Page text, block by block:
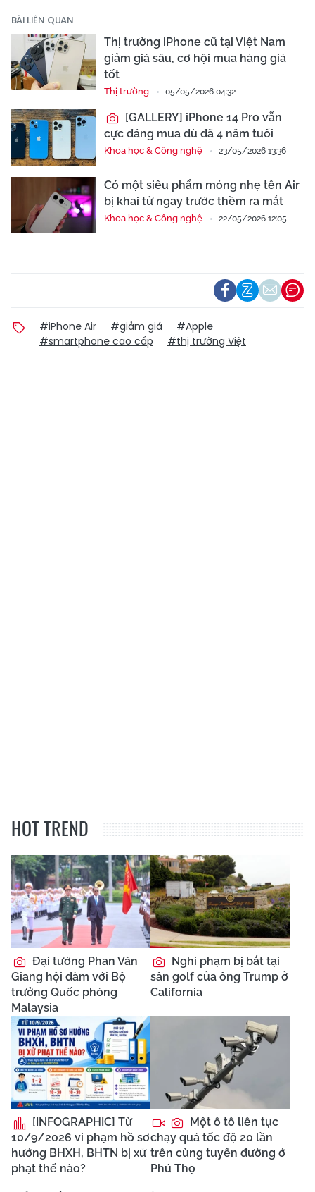
BÀI LIÊN QUAN
Thị trường iPhone cũ tại Việt Nam
giảm giá sâu, cơ hội mua hàng giá
tốt
Thị trường 05/05/2026 04:32
[GALLERY] iPhone 14 Pro vẫn
cực đáng mua dù đã 4 năm tuổi
Khoa học & Công nghệ 23/05/2026 13:36
Có một siêu phẩm mỏng nhẹ tên Air
bị khai tử ngay trước thềm ra mắt
Khoa học & Công nghệ 22/05/2026 12:05
#iPhone Air #giảm giá
#Apple
#smartphone cao cấp
#thị trường Việt
HOT TREND
Đại tướng Phan Văn
Giang hội đàm với Bộ
trưởng Quốc phòng
Malaysia
Nghi phạm bị bắt tại
sân golf của ông Trump ở
California
[INFOGRAPHIC] Từ
10/9/2026 vi phạm hồ sơ
hưởng BHXH, BHTN bị xử
phạt thế nào?
Một ô tô liên tục
chạy quá tốc độ 20 lần
trên cùng tuyến đường ở
Phú Thọ